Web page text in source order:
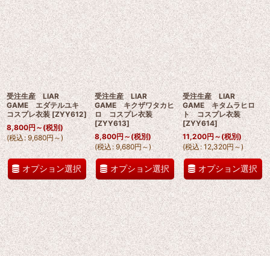
受注生産 LIAR
GAME エダテルユキ
コスプレ衣装 [ZYY612]
8,800円～(税別)
(税込: 9,680円～)
オプション選択
受注生産 LIAR
GAME キクザワタカヒ
ロ コスプレ衣装
[ZYY613]
8,800円～(税別)
(税込: 9,680円～)
オプション選択
受注生産 LIAR
GAME キタムラヒロ
ト コスプレ衣装
[ZYY614]
11,200円～(税別)
(税込: 12,320円～)
オプション選択